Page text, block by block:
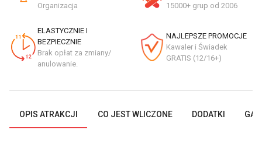
Organizacja
15000+ grup od 2006
ELASTYCZNIE I
BEZPIECZNIE
Brak opłat za zmiany/
anulowanie.
NAJLEPSZE PROMOCJE
Kawaler i Świadek
GRATIS (12/16+)
OPIS ATRAKCJI CO JEST WLICZONE DODATKI